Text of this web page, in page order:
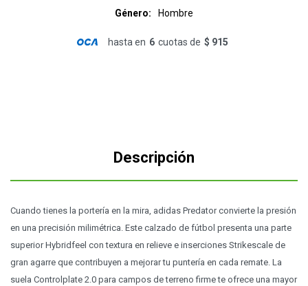
Género
Hombre
hasta en 6 cuotas de $ 915
Descripción
Cuando tienes la portería en la mira, adidas Predator convierte la presión
en una precisión milimétrica. Este calzado de fútbol presenta una parte
superior Hybridfeel con textura en relieve e inserciones Strikescale de
gran agarre que contribuyen a mejorar tu puntería en cada remate. La
suela Controlplate 2.0 para campos de terreno firme te ofrece una mayor